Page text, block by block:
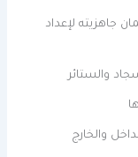
جاهزيته لإعداد
والستائر
والخارج